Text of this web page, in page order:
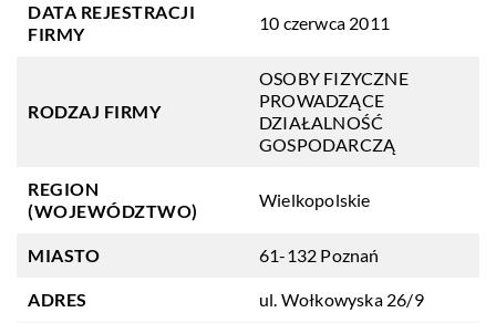
DATA REJESTRACJI
FIRMY
10 czerwca 2011
RODZAJ FIRMY
OSOBY FIZYCZNE
PROWADZĄCE
DZIAŁALNOŚĆ
GOSPODARCZĄ
REGION
(WOJEWÓDZTWO)
Wielkopolskie
MIASTO 61-132 Poznań
ADRES ul. Wołkowyska 26/9